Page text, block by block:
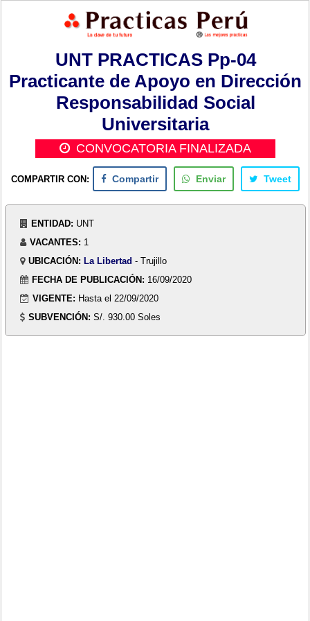
UNT PRACTICAS Pp-04
Practicante de Apoyo en Dirección
Responsabilidad Social
Universitaria
CONVOCATORIA FINALIZADA
COMPARTIR CON: Compartir Enviar Tweet
ENTIDAD: UNT
VACANTES: 1
UBICACIÓN: La Libertad - Trujillo
FECHA DE PUBLICACIÓN: 16/09/2020
VIGENTE: Hasta el 22/09/2020
SUBVENCIÓN: S/. 930.00 Soles